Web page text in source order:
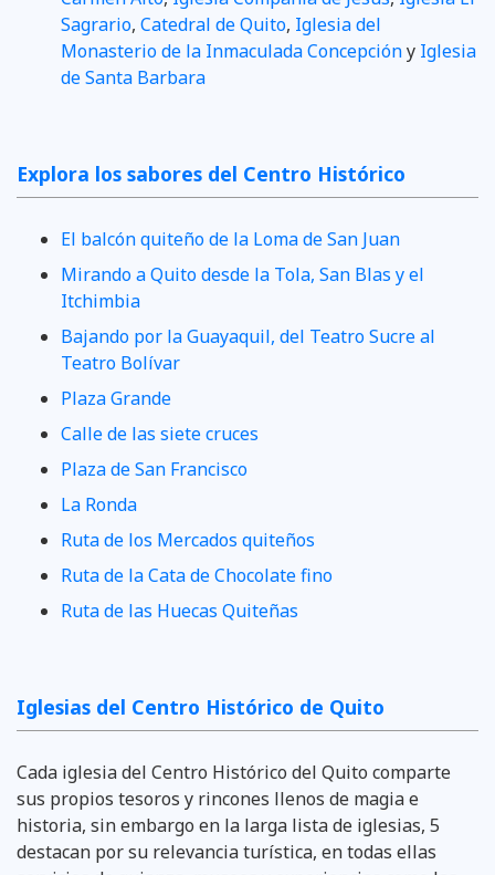
Sagrario, Catedral de Quito, Iglesia del
Monasterio de la Inmaculada Concepcióny Iglesia
de Santa Barbara
Explora los sabores del Centro Histórico
El balcón quiteño de la Loma de San Juan
Mirando a Quito desde la Tola, San Blas y el
Itchimbia
Bajando por la Guayaquil, del Teatro Sucre al
Teatro Bolívar
Plaza Grande
Calle de las siete cruces
Plaza de San Francisco
La Ronda
Ruta de los Mercados quiteños
Ruta de la Cata de Chocolate fino
Ruta de las Huecas Quiteñas
Iglesias del Centro Histórico de Quito
Cada iglesia del Centro Histórico del Quito comparte
sus propios tesoros y rincones llenos de magia e
historia, sin embargo en la larga lista de iglesias, 5
destacan por su relevancia turística, en todas ellas